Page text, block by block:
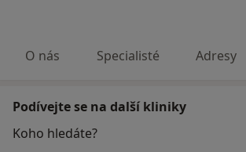
O nás Specialisté Adresy
Podívejte se na další kliniky
Koho hledáte?